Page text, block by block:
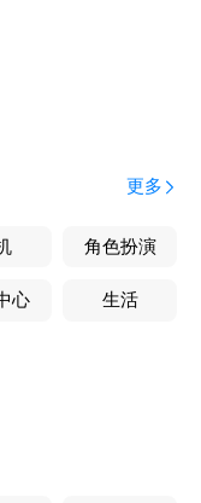
更多
角色扮演
心 生活